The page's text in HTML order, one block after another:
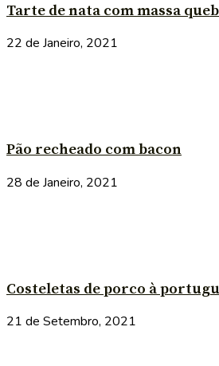
Tarte de nata com massa
22 de Janeiro, 2021
Pão recheado com bacon
28 de Janeiro, 2021
Costeletas de porco à
21 de Setembro, 2021